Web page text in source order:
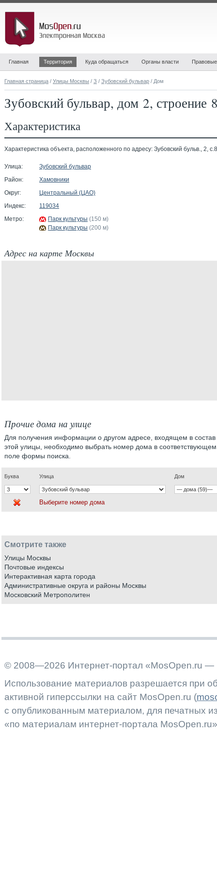
Главная Территория Куда обращаться Органы власти
Главная страница / Улицы Москвы / З / Зубовский бульвар / Дом
Зубовский бульвар, дом 2, строение
Характеристика
Характеристика объекта, расположенного по адресу: Зубовский бульв., 2,
Улица:
Зубовский бульвар
Район:
Хамовники
Округ:
Центральный (ЦАО)
Индекс:
119034
Метро:
Парк культуры (150 м)
Парк культуры (200 м)
Адрес на карте Москвы
Прочие дома на улице
Для получения информации о другом адресе, входящем в состав
этой улицы, необходимо выбрать номер дома в соответствующем
поле формы поиска.
Буква Улица Дом
Выберите номер дома
Смотрите также
Улицы Москвы
Почтовые индексы
Интерактивная карта города
Административные округа и районы Москвы
Московский Метрополитен
© 2008—2026 Интернет-портал «MosOpen.ru —
Использование материалов разрешается при
активной гиперссылки на сайт MosOpen.ru (
с опубликованным материалом, для печатных
«по материалам интернет-портала